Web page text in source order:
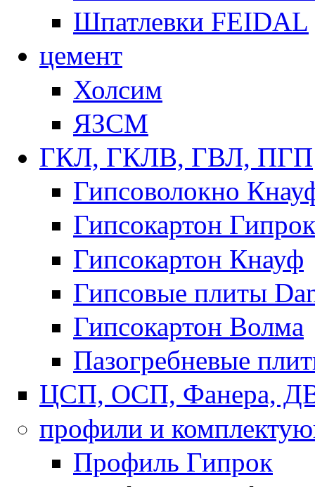
Шпатлевки FEIDAL
цемент
Холсим
ЯЗCМ
ГКЛ, ГКЛВ, ГВЛ, ПГП
Гипсоволокно
Гипсокартон
Гипсокартон Кнауф
Гипсовые плиты
Гипсокартон Волма
Пазогребневые
ЦСП, ОСП, Фанера,
профили и
Профиль Гипрок